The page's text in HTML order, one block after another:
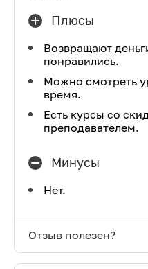
Плюсы
Возвращают
понравились.
Можно смотреть
время.
Есть курсы со
преподавателем.
Минусы
Нет.
Отзыв полезен?